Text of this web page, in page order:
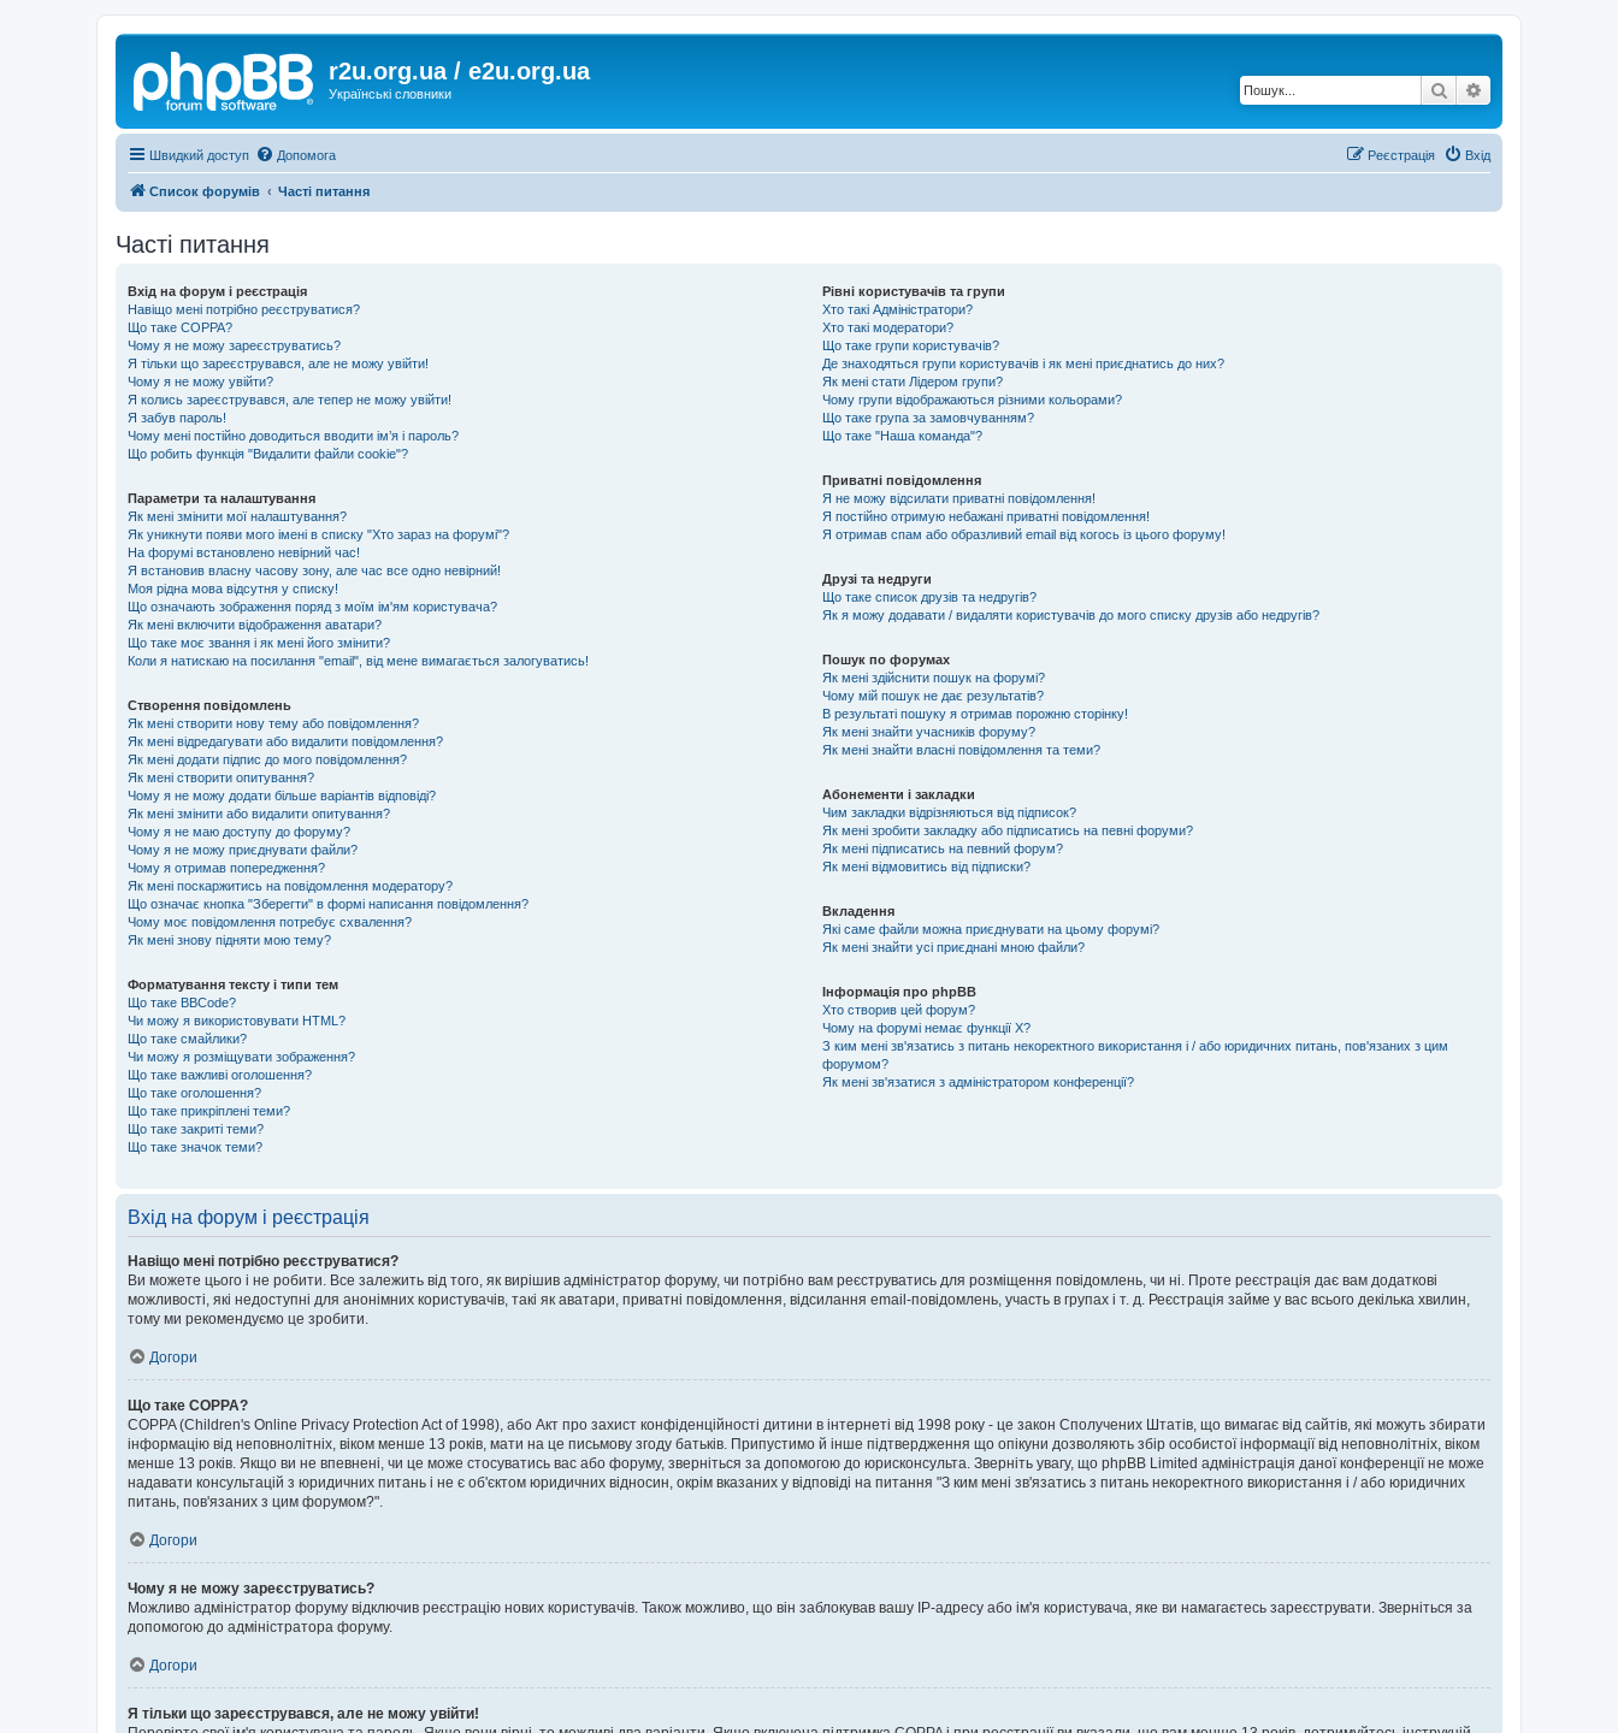
r2u.org.ua / e2u.org.ua
Українські словники Пошук
Швидкий доступ Допомога Вхід
Реєстрація
Список форумів Часті питання
Часті питання
Вхід на форум і реєстрація
Навіщо мені потрібно реєструватися?
Що таке COPPA?
Чому я не можу зареєструватись?
Я тільки що зареєструвався, але не можу увійти!
Чому я не можу увійти?
Я колись зареєструвався, але тепер не можу увійти!
Я забув пароль!
Чому мені постійно доводиться вводити ім’я і пароль?
Що робить функція "Видалити файли cookie"?
Параметри та налаштування
Як мені змінити мої налаштування?
Як уникнути появи мого імені в списку "Хто зараз на форумі"?
На форумі встановлено невірний час!
Я встановив власну часову зону, але час все одно невірний!
Моя рідна мова відсутня у списку!
Що означають зображення поряд з моїм ім'ям користувача?
Як мені включити відображення аватари?
Що таке моє звання і як мені його змінити?
Коли я натискаю на посилання "email", від мене вимагається залогуватись!
Створення повідомлень
Як мені створити нову тему або повідомлення?
Як мені відредагувати або видалити повідомлення?
Як мені додати підпис до мого повідомлення?
Як мені створити опитування?
Чому я не можу додати більше варіантів відповіді?
Як мені змінити або видалити опитування?
Чому я не маю доступу до форуму?
Чому я не можу приєднувати файли?
Чому я отримав попередження?
Як мені поскаржитись на повідомлення модератору?
Що означає кнопка "Зберегти" в формі написання повідомлення?
Чому моє повідомлення потребує схвалення?
Як мені знову підняти мою тему?
Форматування тексту і типи тем
Що таке BBCode?
Чи можу я використовувати HTML?
Що таке смайлики?
Чи можу я розміщувати зображення?
Що таке важливі оголошення?
Що таке оголошення?
Що таке прикріплені теми?
Що таке закриті теми?
Що таке значок теми?
Рівні користувачів та групи
Хто такі Адміністратори?
Хто такі модератори?
Що таке групи користувачів?
Де знаходяться групи користувачів і як мені приєднатись до них?
Як мені стати Лідером групи?
Чому групи відображаються різними кольорами?
Що таке група за замовчуванням?
Що таке "Наша команда"?
Приватні повідомлення
Я не можу відсилати приватні повідомлення!
Я постійно отримую небажані приватні повідомлення!
Я отримав спам або образливий email від когось із цього форуму!
Друзі та недруги
Що таке список друзів та недругів?
Як я можу додавати / видаляти користувачів до мого списку друзів або недругів?
Пошук по форумах
Як мені здійснити пошук на форумі?
Чому мій пошук не дає результатів?
В результаті пошуку я отримав порожню сторінку!
Як мені знайти учасників форуму?
Як мені знайти власні повідомлення та теми?
Абонементи і закладки
Чим закладки відрізняються від підписок?
Як мені зробити закладку або підписатись на певні форуми?
Як мені підписатись на певний форум?
Як мені відмовитись від підписки?
Вкладення
Які саме файли можна приєднувати на цьому форумі?
Як мені знайти усі приєднані мною файли?
Інформація про phpBB
Хто створив цей форум?
Чому на форумі немає функції X?
З ким мені зв'язатись з питань некоректного використання і / або юридичних питань, пов'язаних з цим
форумом?
Як мені зв'язатися з адміністратором конференції?
Вхід на форум і реєстрація
Навіщо мені потрібно реєструватися?
Ви можете цього і не робити. Все залежить від того, як вирішив адміністратор форуму, чи потрібно вам реєструватись для розміщення повідомлень, чи ні. Проте реєстрація дає вам додаткові
можливості, які недоступні для анонімних користувачів, такі як аватари, приватні повідомлення, відсилання email-повідомлень, участь в групах і т. д. Реєстрація займе у вас всього декілька хвилин,
тому ми рекомендуємо це зробити.
Догори
Що таке COPPA?
COPPA (Children's Online Privacy Protection Act of 1998), або Акт про захист конфіденційності дитини в інтернеті від 1998 року - це закон Сполучених Штатів, що вимагає від сайтів, які можуть збирати
інформацію від неповнолітніх, віком менше 13 років, мати на це письмову згоду батьків. Припустимо й інше підтвердження що опікуни дозволяють збір особистої інформації від неповнолітніх, віком
менше 13 років. Якщо ви не впевнені, чи це може стосуватись вас або форуму, зверніться за допомогою до юрисконсульта. Зверніть увагу, що phpBB Limited адміністрація даної конференції не може
надавати консультацій з юридичних питань і не є об'єктом юридичних відносин, окрім вказаних у відповіді на питання "З ким мені зв'язатись з питань некоректного використання і / або юридичних
питань, пов'язаних з цим форумом?".
Догори
Чому я не можу зареєструватись?
Можливо адміністратор форуму відключив реєстрацію нових користувачів. Також можливо, що він заблокував вашу IP-адресу або ім'я користувача, яке ви намагаєтесь зареєструвати. Зверніться за
допомогою до адміністратора форуму.
Догори
Я тільки що зареєструвався, але не можу увійти!